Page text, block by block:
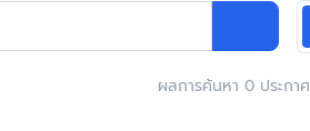
ผลการค้นหา 0 ประกาศ